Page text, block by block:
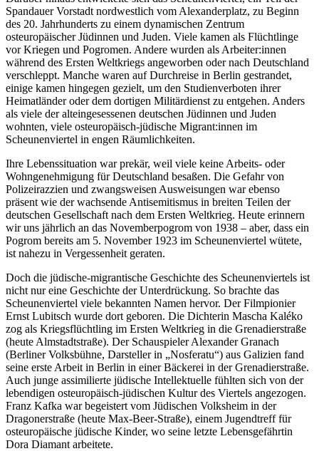
Spandauer Vorstadt nordwestlich vom Alexanderplatz, zu Beginn
des 20. Jahrhunderts zu einem dynamischen Zentrum
osteuropäischer Jüdinnen und Juden. Viele kamen als Flüchtlinge
vor Kriegen und Pogromen. Andere wurden als Arbeiter:innen
während des Ersten Weltkriegs angeworben oder nach Deutschland
verschleppt. Manche waren auf Durchreise in Berlin gestrandet,
einige kamen hingegen gezielt, um den Studienverboten ihrer
Heimatländer oder dem dortigen Militärdienst zu entgehen. Anders
als viele der alteingesessenen deutschen Jüdinnen und Juden
wohnten, viele osteuropäisch-jüdische Migrant:innen im
Scheunenviertel in engen Räumlichkeiten.
Ihre Lebenssituation war prekär, weil viele keine Arbeits- oder
Wohngenehmigung für Deutschland besaßen. Die Gefahr von
Polizeirazzien und zwangsweisen Ausweisungen war ebenso
präsent wie der wachsende Antisemitismus in breiten Teilen der
deutschen Gesellschaft nach dem Ersten Weltkrieg. Heute erinnern
wir uns jährlich an das Novemberpogrom von 1938 – aber, dass ein
Pogrom bereits am 5. November 1923 im Scheunenviertel wütete,
ist nahezu in Vergessenheit geraten.
Doch die jüdische-migrantische Geschichte des Scheunenviertels ist
nicht nur eine Geschichte der Unterdrückung. So brachte das
Scheunenviertel viele bekannten Namen hervor. Der Filmpionier
Ernst Lubitsch wurde dort geboren. Die Dichterin Mascha Kaléko
zog als Kriegsflüchtling im Ersten Weltkrieg in die Grenadierstraße
(heute Almstadtstraße). Der Schauspieler Alexander Granach
(Berliner Volksbühne, Darsteller in „Nosferatu“) aus Galizien fand
seine erste Arbeit in Berlin in einer Bäckerei in der Grenadierstraße.
Auch junge assimilierte jüdische Intellektuelle fühlten sich von der
lebendigen osteuropäisch-jüdischen Kultur des Viertels angezogen.
Franz Kafka war begeistert vom Jüdischen Volksheim in der
Dragonerstraße (heute Max-Beer-Straße), einem Jugendtreff für
osteuropäische jüdische Kinder, wo seine letzte Lebensgefährtin
Dora Diamant arbeitete.